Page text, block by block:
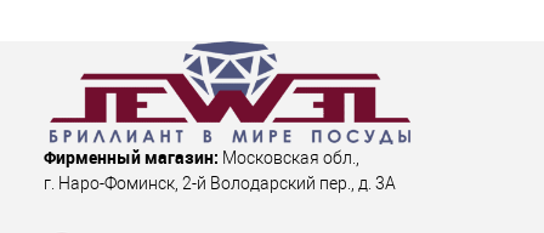
Фирменный магазин: Московская обл.,
г. Наро-Фоминск, 2-й Володарский пер., д. 3А